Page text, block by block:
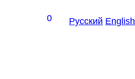
0 Русский English